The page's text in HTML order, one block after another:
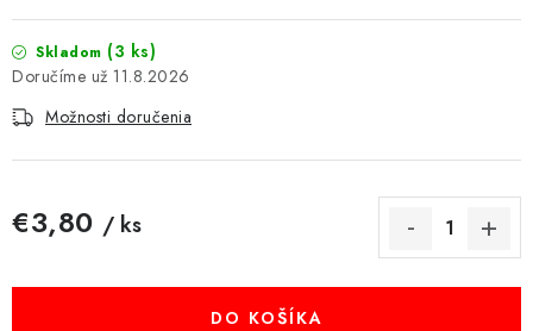
MULTIMÉDIÁ
KAMERY
VÝPREDAJ
Doprava a platba Ako nakupovať
Obchodné podmienky
Podmienky ochrany osobných údajov
Skladom (3 ks)
11.8.2026
Možnosti doručenia
€3,80 / ks
DO KOŠÍKA